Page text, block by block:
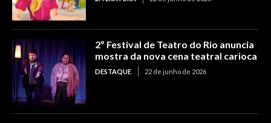
2º Festival de Teatro do Rio anuncia
mostra da nova cena teatral carioca
DESTAQUE 22 de junho de 2026